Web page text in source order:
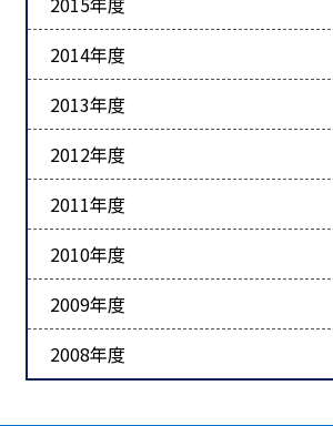
2014年度
2013年度
2012年度
2011年度
2010年度
2009年度
2008年度